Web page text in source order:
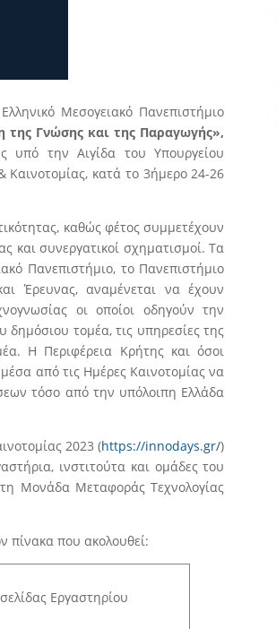
Μεσογειακό Πανεπιστήμιο
της Γνώσης και της Παραγωγής»,
υπό την Αιγίδα του Υπουργείου
Καινοτομίας, κατά το 3ήμερο 24-26
καθώς φέτος συμμετέχουν
και συνεργατικοί σχηματισμοί. Τα
Πανεπιστήμιο, το Πανεπιστήμιο
Έρευνας, αναμένεται να έχουν
οι οποίοι οδηγούν την
δημόσιου τομέα, τις υπηρεσίες της
Η Περιφέρεια Κρήτης και όσοι
από τις Ημέρες Καινοτομίας να
τόσο από την υπόλοιπη Ελλάδα
2023 (https://innodays.gr/)
ινστιτούτα και ομάδες του
Μονάδα Μεταφοράς Τεχνολογίας
πίνακα που ακολουθεί:
Εργαστηρίου